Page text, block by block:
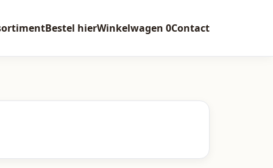
Bestel hierWinkelwagen 0Contact